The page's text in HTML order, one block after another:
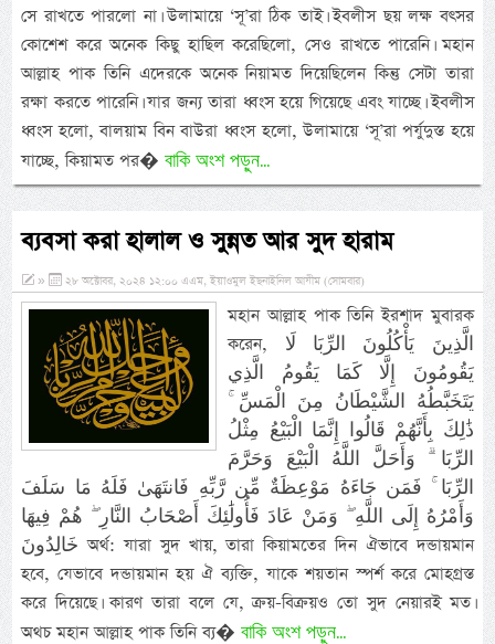
সে রাখতে পারলো না। উলামায়ে ‘সূ’রা ঠিক তাই। ইবলীস ছয় লক্ষ বৎসর
কোশেশ করে অনেক কিছু হাছিল করেছিলো, সেও রাখতে পারেনি। মহান
আল্লাহ পাক তিনি এদেরকে অনেক নিয়ামত দিয়েছিলেন কিন্তু সেটা তারা
রক্ষা করতে পারেনি। যার জন্য তারা ধ্বংস হয়ে গিয়েছে এবং যাচ্ছে। ইবলীস
ধ্বংস হলো, বালয়াম বিন বাউরা ধ্বংস হলো, উলামায়ে ‘সূ’রা পর্যুদুস্ত হয়ে
যাচ্ছে, কিয়ামত পর�বাকি অংশ পড়ুন...
ব্যবসা করা হালাল ও সুন্নত আর সুদ হারাম
» ২৮ অক্টোবর, ২০২৪ ১২:০০ এএম, ইয়াওমুল ইছনাইনিল আযীম (সোমবার)
মহান আল্লাহ পাক তিনি ইরশাদ মুবারক
করেন, الَّذِينَ يَأْكُلُونَ الرِّبَا لَا
يَقُومُونَ إِلَّا كَمَا يَقُومُ الَّذِي
يَتَخَبَّطُهُ الشَّيْطَانُ مِنَ الْمَسِّ ۚ
ذَٰلِكَ بِأَنَّهُمْ قَالُوا إِنَّمَا الْبَيْعُ مِثْلُ
الرِّبَا ۗ وَأَحَلَّ اللَّهُ الْبَيْعَ وَحَرَّمَ
الرِّبَا ۚ فَمَن جَاءَهُ مَوْعِظَةٌ مِّن رَّبِّهِ فَانتَهَىٰ فَلَهُ مَا سَلَفَ
وَأَمْرُهُ إِلَى اللَّهِ ۖ وَمَنْ عَادَ فَأُولَٰئِكَ أَصْحَابُ النَّارِ ۖ هُمْ فِيهَا
خَالِدُونَ অর্থ: যারা সুদ খায়, তারা কিয়ামতের দিন ঐভাবে দন্ডায়মান
হবে, যেভাবে দন্ডায়মান হয় ঐ ব্যক্তি, যাকে শয়তান স্পর্শ করে মোহগ্রস্ত
করে দিয়েছে। কারণ তারা বলে যে, ক্রয়-বিক্রয়ও তো সুদ নেয়ারই মত।
অথচ মহান আল্লাহ পাক তিনি ব্য�বাকি অংশ পড়ুন...